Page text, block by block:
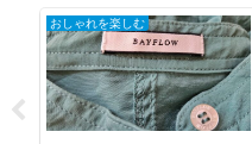
おしゃれを楽しむ